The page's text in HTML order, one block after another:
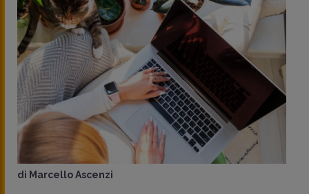
di Marcello Ascenzi